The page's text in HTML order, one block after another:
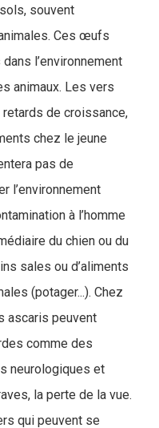
souvent
Ces œufs
l’environnement
animaux. Les vers
de croissance,
chez le jeune
pas de
l’environnement
à l’homme
du chien ou du
sales ou d’aliments
(potager...). Chez
ascaris peuvent
comme des
neurologiques et
la perte de la vue.
qui peuvent se